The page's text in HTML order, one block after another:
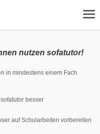
nutzen sofatutor!
in mindestens einem Fach
besser
auf Schularbeiten vorbereiten